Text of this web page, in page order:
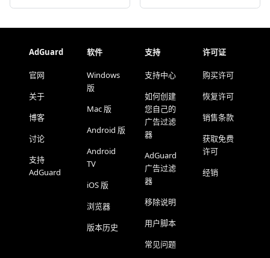
AdGuard
官网
关于
博客
讨论
支持
AdGuard
软件
Windows
版
Mac 版
Android 版
Android
TV
iOS 版
浏览器
版本历史
支持
支持中心
如何创建
您自己的
广告过滤
器
AdGuard
广告过滤
器
移除说明
用户脚本
常见问题
许可证
购买许可
恢复许可
销售条款
获取免费
许可
经销